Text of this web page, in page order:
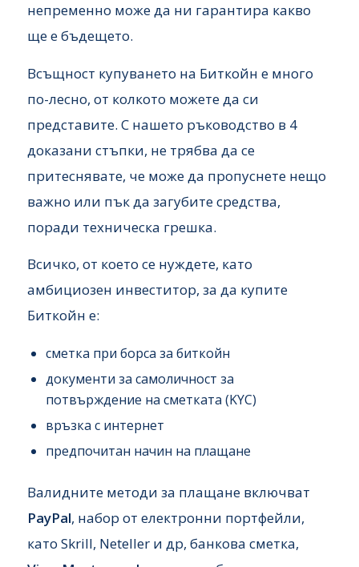
непременно може да ни гарантира какво
ще е бъдещето.
Всъщност купуването на Биткойн е много
по-лесно, от колкото можете да си
представите. С нашето ръководство в 4
доказани стъпки, не трябва да се
притеснявате, че може да пропуснете нещо
важно или пък да загубите средства,
поради техническа грешка.
Всичко, от което се нуждете, като
амбициозен инвеститор, за да купите
Биткойн е:
сметка при борса за биткойн
документи за самоличност за
потвърждение на сметката (KYC)
връзка с интернет
предпочитан начин на плащане
Валидните методи за плащане включват
PayPal, набор от електронни портфейли,
като Skrill, Neteller и др, банкова сметка,